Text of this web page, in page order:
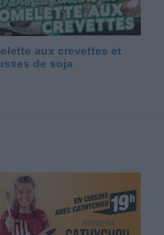
aux crevettes et
de soja